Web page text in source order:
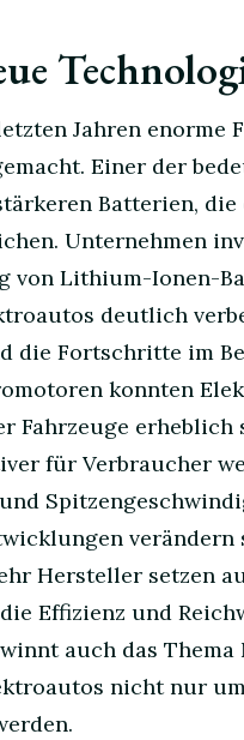
Jahren enorme
Einer der
Batterien,
Unternehmen
von Lithium-Ionen-
deutlich
die Fortschritte im
konnten
erheblich
für Verbraucher
Hersteller setzen
Effizienz und
auch das
nicht nur